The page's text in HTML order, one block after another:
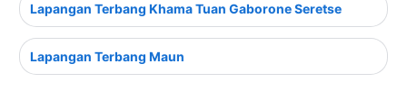
Lapangan Terbang Khama Tuan Gaborone Seretse
Lapangan Terbang Maun